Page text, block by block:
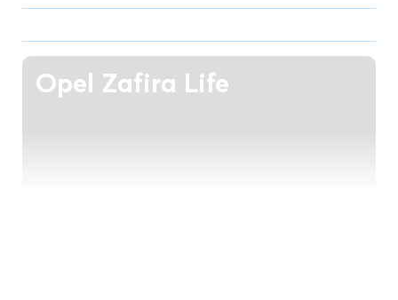
Opel Zafira Life